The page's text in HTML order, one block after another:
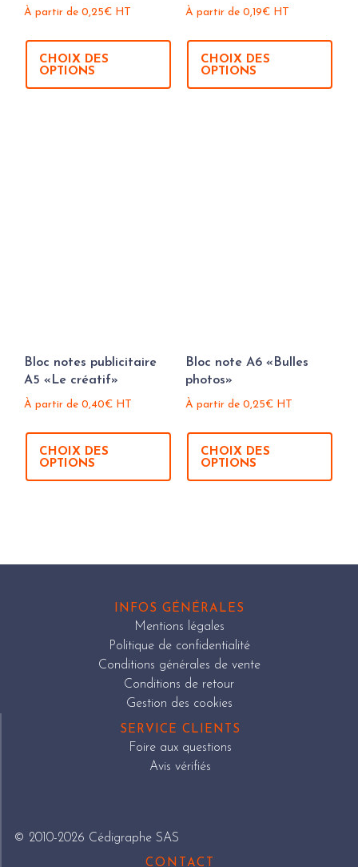
À partir de 0,25€ HT
CHOIX DES
OPTIONS
À partir de 0,19€HT
CHOIX DES
OPTIONS
Bloc notes publicitaire
A5 «Le créatif»
À partir de 0,40€ HT
CHOIX DES
OPTIONS
Bloc note A6 «Bulles
photos»
À partir de 0,25€HT
CHOIX DES
OPTIONS
INFOS GÉNÉRALES
Mentions légales
Politique de confidentialité
Conditions générales de vente
Conditions de retour
Gestion des cookies
SERVICE CLIENTS
Foire aux questions
Avis vérifiés
© 2010-2026 Cédigraphe SAS
CONTACT